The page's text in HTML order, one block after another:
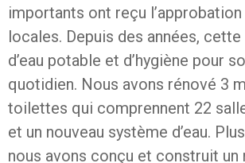
importants ont reçu
locales. Depuis des années,
d’eau potable et d’hygiène pour
quotidien. Nous avons rénové 3
toilettes qui comprennent 22
et un nouveau système d’eau.
nous avons conçu et construit un